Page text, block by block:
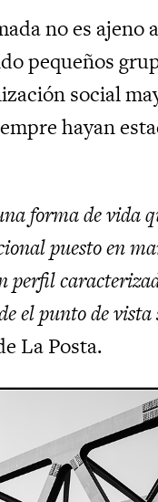
no es ajeno
pequeños
social
hayan
forma de vida
puesto en
perfil
el punto de
La Posta.